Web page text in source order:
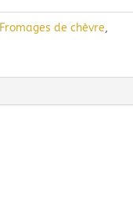
Fromages de chèvre,